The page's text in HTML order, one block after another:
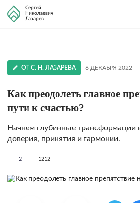
Сергей
Николаевич
Лазарев
ОТ С. Н. ЛАЗАРЕВА 6 ДЕКАБРЯ 2022
Как преодолеть главное
пути к счастью?
Начнем глубинные трансформации
доверия, принятия и гармонии.
2 1212